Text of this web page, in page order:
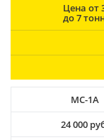
Цена от
до 7
МС-1А
24 000